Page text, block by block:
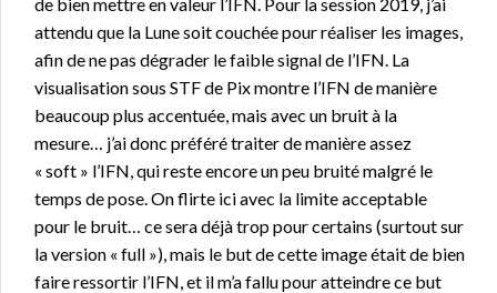
attendu que la Lune soit couchée pour réaliser les images,
afin de ne pas dégrader le faible signal de l’IFN. La
visualisation sous STF de Pix montre l’IFN de manière
beaucoup plus accentuée, mais avec un bruit à la
mesure… j’ai donc préféré traiter de manière assez
« soft » l’IFN, qui reste encore un peu bruité malgré le
temps de pose. On flirte ici avec la limite acceptable
pour le bruit… ce sera déjà trop pour certains (surtout sur
la version « full »), mais le but de cette image était de bien
faire ressortir l’IFN, et il m’a fallu pour atteindre ce but